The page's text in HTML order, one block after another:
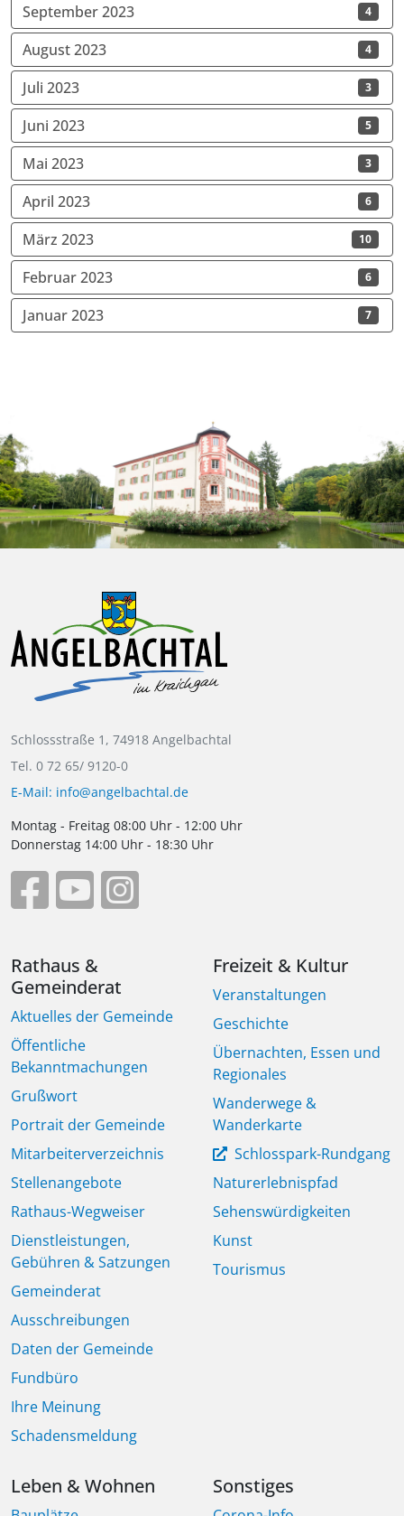
September 2023 4
August 2023 4
Juli 2023 3
Juni 2023 5
Mai 2023 3
April 2023 6
März 2023 10
Februar 2023 6
Januar 2023 7
Schlossstraße 1, 74918 Angelbachtal
Tel. 0 72 65/ 9120-0
E-Mail: info@angelbachtal.de
Montag - Freitag 08:00 Uhr - 12:00 Uhr
Donnerstag 14:00 Uhr - 18:30 Uhr
Rathaus &
Gemeinderat
Aktuelles der Gemeinde
Öffentliche
Bekanntmachungen
Grußwort
Portrait der Gemeinde
Mitarbeiterverzeichnis
Stellenangebote
Rathaus-Wegweiser
Dienstleistungen,
Gebühren & Satzungen
Gemeinderat
Ausschreibungen
Daten der Gemeinde
Fundbüro
Ihre Meinung
Schadensmeldung
Freizeit & Kultur
Veranstaltungen
Geschichte
Übernachten, Essen und
Regionales
Wanderwege &
Wanderkarte
Schlosspark-Rundgang
Naturerlebnispfad
Sehenswürdigkeiten
Kunst
Tourismus
Leben & Wohnen Sonstiges